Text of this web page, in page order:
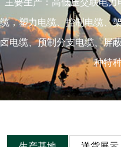
缆，塑力电缆、控制电缆、
卤电缆、预制分支电缆、屏
种特